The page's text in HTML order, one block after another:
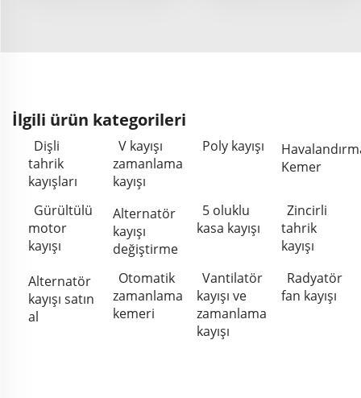
İlgili ürün kategorileri
Dişli
tahrik
kayışları
V kayışı
zamanlama
kayışı
Poly kayışı
Kemer
Gürültülü
motor
kayışı
Alternatör
kayışı
değiştirme
5 oluklu
kasa kayışı
Zincirli
tahrik
kayışı
Alternatör
kayışı satın
al
Otomatik
zamanlama
kemeri
Vantilatör
kayışı ve
zamanlama
kayışı
Radyatör
fan kayışı